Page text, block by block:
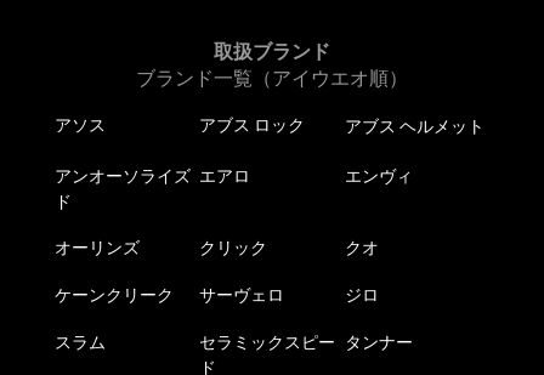
取扱ブランド
ブランド一覧（アイウエオ順）
アソス アブス ロック アブス ヘルメット
アンオーソライズ
ド
エアロ エンヴィ
オーリンズ クリック クオ
ケーンクリーク サーヴェロ ジロ
スラム
セラミックスピー
ド
タンナー